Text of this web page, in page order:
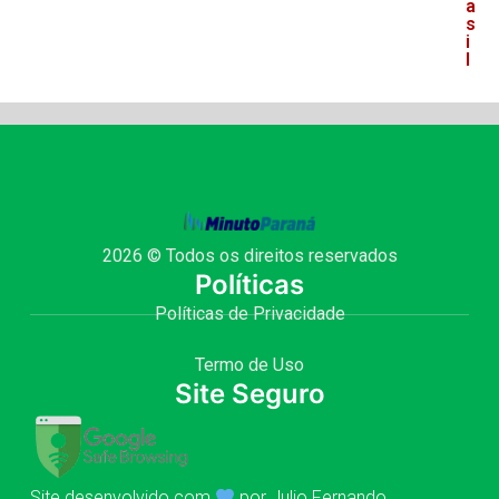
a
s
i
l
2026 © Todos os direitos reservados
Políticas
Políticas de Privacidade
Termo de Uso
Site Seguro